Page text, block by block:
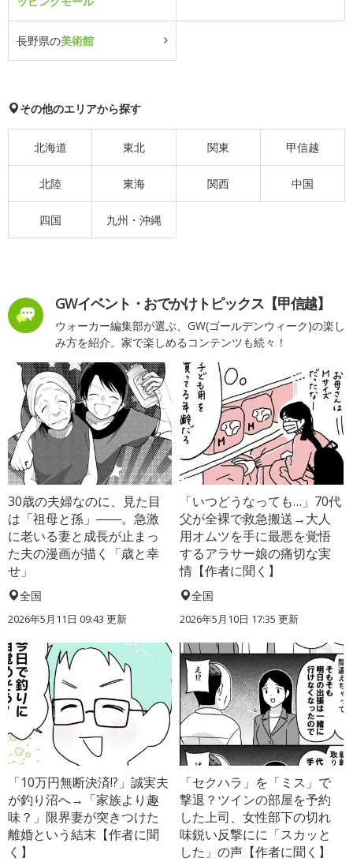
長野県の美術館
その他のエリアから探す
北海道 東北 関東 甲信越
北陸 東海 関西 中国
四国 九州・沖縄
GWイベント・おでかけトピックス【甲信越】
ウォーカー編集部が選ぶ、GW(ゴールデンウィーク)の楽し
み方を紹介。家で楽しめるコンテンツも続々！
30歳の夫婦なのに、見た目
は「祖母と孫」――。急激
に老いる妻と成長が止まっ
た夫の漫画が描く「歳と幸
せ」
全国
2026年5月11日 09:43 更新
「いつどうなっても…」70代
父が全裸で救急搬送→大人
用オムツを手に最悪を覚悟
するアラサー娘の痛切な実
情【作者に聞く】
全国
2026年5月10日 17:35 更新
「10万円無断決済!?」誠実夫
が釣り沼へ→「家族より趣
味？」限界妻が突きつけた
離婚という結末【作者に聞
く】
「セクハラ」を「ミス」で
撃退？ツインの部屋を予約
した上司、女性部下の切れ
味鋭い反撃にに「スカッと
した」の声【作者に聞く】